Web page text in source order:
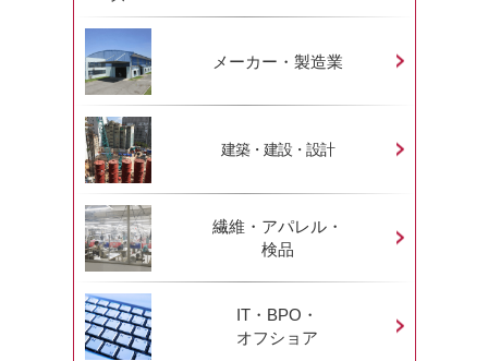
メーカー・製造業
建築・建設・設計
繊維・アパレル・
検品
IT・BPO・
オフショア